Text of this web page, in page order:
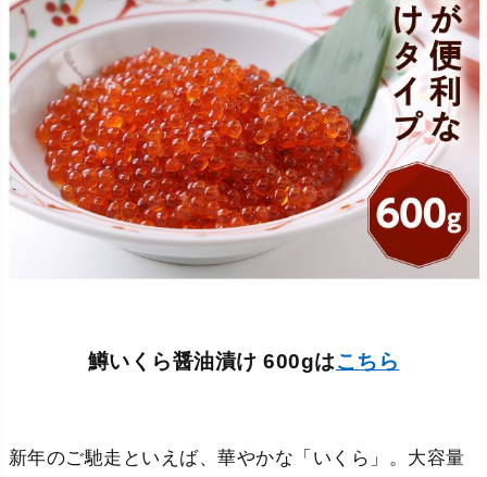
鱒いくら醤油漬け 600gはこちら
新年のご馳走といえば、華やかな「いくら」。大容量